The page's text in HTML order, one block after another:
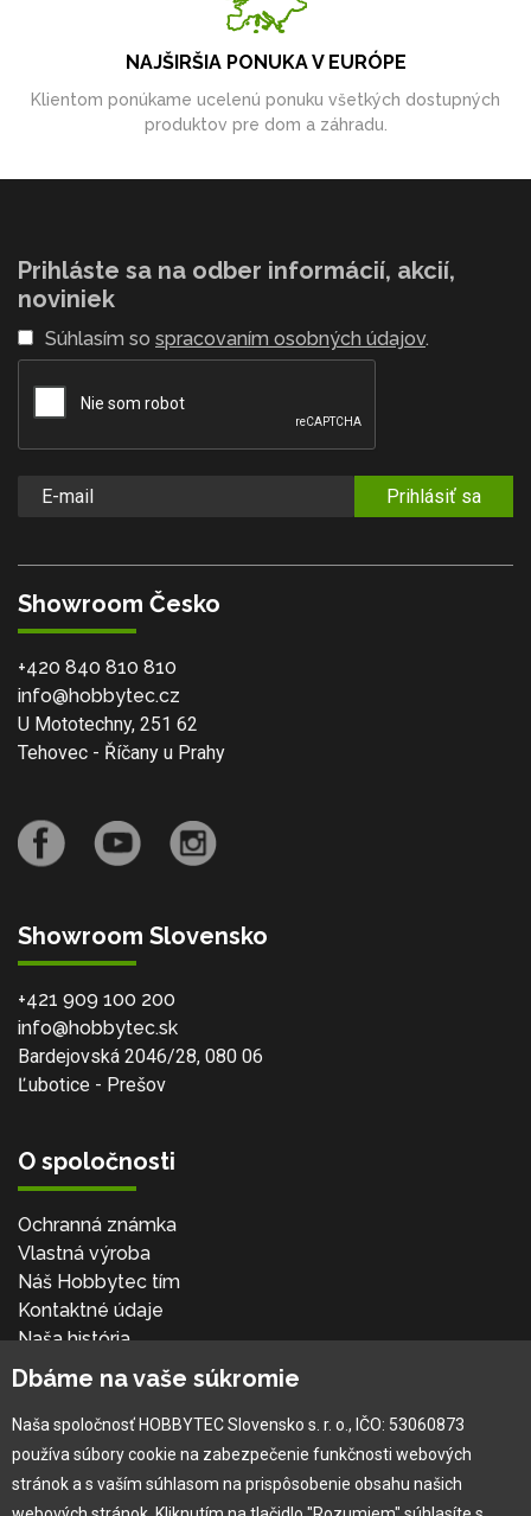
NAJŠIRŠIA PONUKA V EURÓPE
Klientom ponúkame ucelenú ponuku všetkých dostupných
produktov pre dom a záhradu.
Prihláste sa na odber informácií, akcií,
noviniek
Súhlasím so spracovaním osobných údajov.
Prihlásiť sa
Showroom Česko
+420 840 810 810
info@hobbytec.cz
U Mototechny, 251 62
Tehovec - Říčany u Prahy
Showroom Slovensko
+421 909 100 200
info@hobbytec.sk
Bardejovská 2046/28, 080 06
Ľubotice - Prešov
O spoločnosti
Ochranná známka
Vlastná výroba
Náš Hobbytec tím
Kontaktné údaje
Naša história
Kariéra
Pre zákazníka
Garancia najlepšej ceny
Dbáme na vaše súkromie
Naša spoločnosť HOBBYTEC Slovensko s. r. o., IČO: 53060873
používa súbory cookie na zabezpečenie funkčnosti webových
stránok a s vaším súhlasom na prispôsobenie obsahu našich